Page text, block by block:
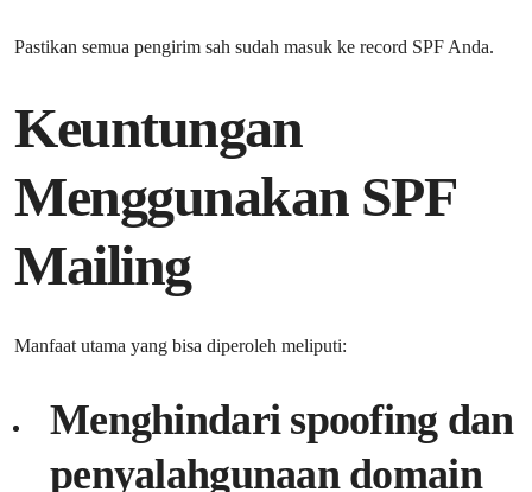
Pastikan semua pengirim sah sudah masuk ke record SPF Anda.
Keuntungan
Menggunakan SPF
Mailing
Manfaat utama yang bisa diperoleh meliputi:
Menghindari spoofing dan
penyalahgunaan domain